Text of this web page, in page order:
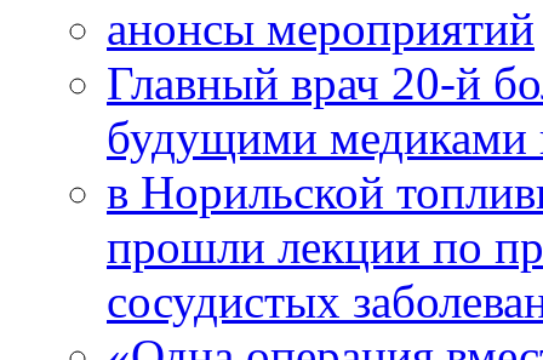
анонсы мероприятий
Главный врач 20-й
будущими медиками
в Норильской
прошли лекции по
сосудистых